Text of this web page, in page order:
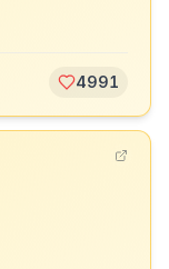
4991